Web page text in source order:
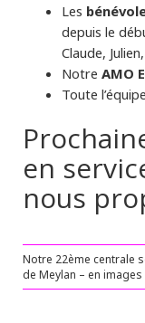
Les
depuis le
Claude,
Notre AMO
Toute
en
nous
Notre 22ème centrale
de Meylan – en images